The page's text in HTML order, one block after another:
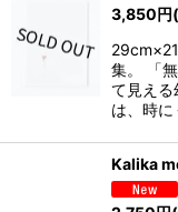
3,850円
集。 「
て見える
は、時
Kalika